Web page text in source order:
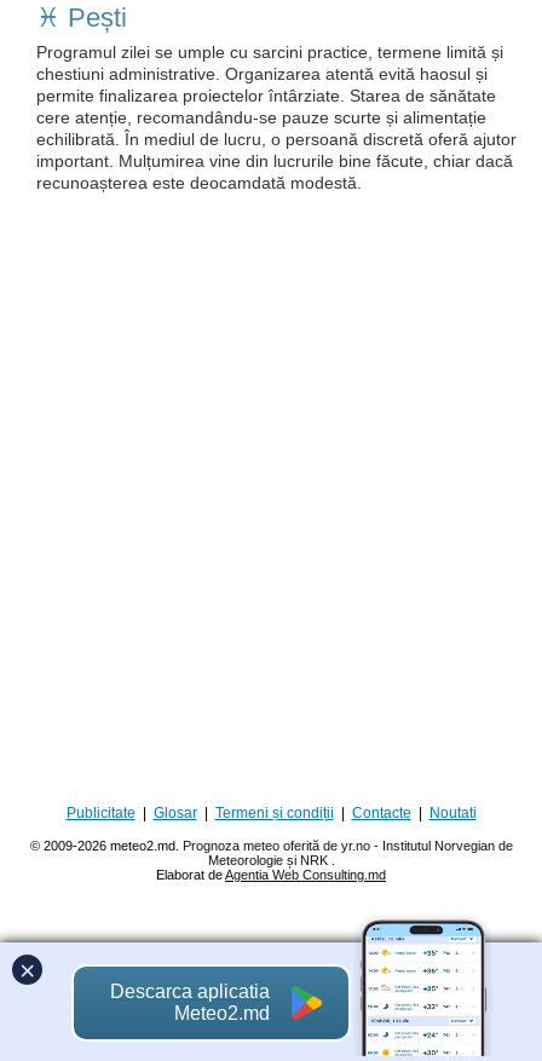
♓️ Pești
Programul zilei se umple cu sarcini practice, termene limită și
chestiuni administrative. Organizarea atentă evită haosul și
permite finalizarea proiectelor întârziate. Starea de sănătate
cere atenție, recomandându-se pauze scurte și alimentație
echilibrată. În mediul de lucru, o persoană discretă oferă ajutor
important. Mulțumirea vine din lucrurile bine făcute, chiar dacă
recunoașterea este deocamdată modestă.
Publicitate Glosar| Termeni și condiții Contacte Noutati
© 2009-2026 meteo2.md. Prognoza meteo oferită de yr.no - Institutul Norvegian de
Meteorologie și NRK
Elaborat deAgentia Web Consulting.md
×
Descarca aplicatia
Meteo2.md